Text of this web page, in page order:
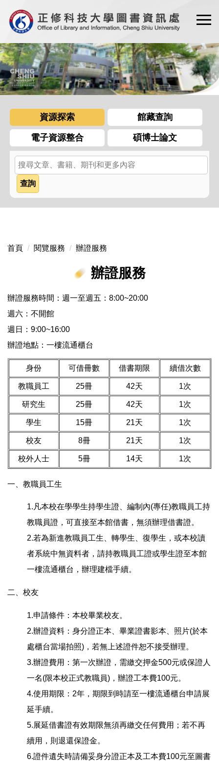
到
主
要
內
容
區
資源探索 館藏查詢
電子資源整合 碩博士論文
首頁 閱覽服務 辦證服務
辦證服務
辦證服務時間：週一至週五：8:00~20:00
週六：不開館
週日：9:00~16:00
辦證地點：一樓流通櫃台
身份 可借冊數 借書期限 續借次數
教職員工 25冊 42天 1次
研究生 25冊 42天 1次
學生 15冊 21天 1次
校友 8冊 21天 1次
校外人士 5冊 14天 1次
一、教職員工生
1.凡本校在學學生持學生證、編制內(專任)教職員工持
教職員證，可直接至本館借書，無須辦理借書證。
2.若為新進教職員工生、轉學生、復學生，或本校讀
者系統中無資料者，請持教職員工證或學生證至本館
一樓流通櫃台，辦理建檔手續。
二、校友
1.申請條件：本校畢業校友。
2.辦證資料：身分證正本、畢業證書影本、照片(於本
處櫃台當場拍照)，若無上述證件恕不接受辦理。
3.辦證費用：第一次辦證，需繳交押金500元或保證人
一名(限本校正式教職員)，辦證工本費100元。
4.使用期限：2年，期限到時請至一樓流通櫃台申請展
延手續。
5.展延借書證有效期限無須再繳交任何費用；若不再
續用，則退還保證金。
6.證件遺失時請備妥身分證正本及工本費100元至圖書